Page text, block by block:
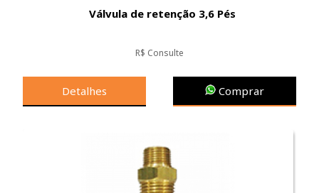
Válvula de retenção 3,6 Pés
R$ Consulte
Detalhes Comprar